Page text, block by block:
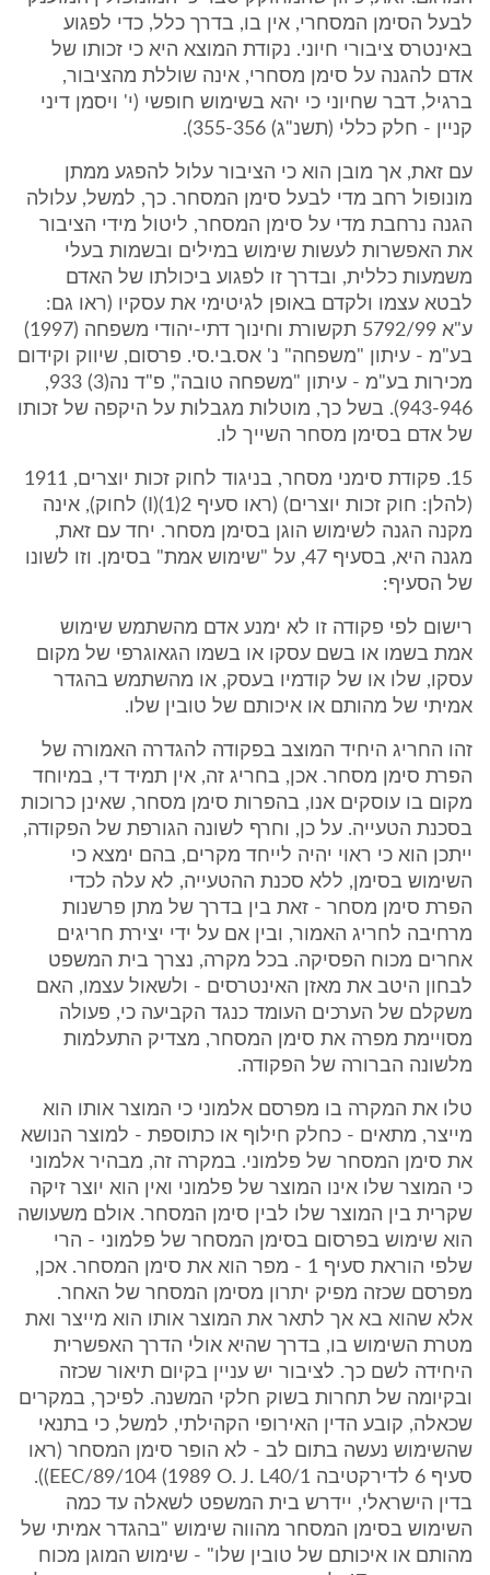
לבעל הסימן המסחרי, אין בו, בדרך כלל, כדי לפגוע
באינטרס ציבורי חיוני. נקודת המוצא היא כי זכותו של
אדם להגנה על סימן מסחרי, אינה שוללת מהציבור,
ברגיל, דבר שחיוני כי יהא בשימוש חופשי (י' ויסמן דיני
קניין - חלק כללי (תשנ"ג) 355-356).
עם זאת, אך מובן הוא כי הציבור עלול להפגע ממתן
מונופול רחב מדי לבעל סימן המסחר. כך, למשל, עלולה
הגנה נרחבת מדי על סימן המסחר, ליטול מידי הציבור
את האפשרות לעשות שימוש במילים ובשמות בעלי
משמעות כללית, ובדרך זו לפגוע ביכולתו של האדם
לבטא עצמו ולקדם באופן לגיטימי את עסקיו (ראו גם:
ע"א 5792/99 תקשורת וחינוך דתי-יהודי משפחה (1997)
בע"מ - עיתון "משפחה" נ' אס.בי.סי. פרסום, שיווק וקידום
מכירות בע"מ - עיתון "משפחה טובה", פ"ד נה(3) 933,
943-946). בשל כך, מוטלות מגבלות על היקפה של זכותו
של אדם בסימן מסחר השייך לו.
15. פקודת סימני מסחר, בניגוד לחוק זכות יוצרים, 1911
(להלן: חוק זכות יוצרים) (ראו סעיף 2(1)(I) לחוק), אינה
מקנה הגנה לשימוש הוגן בסימן מסחר. יחד עם זאת,
מגנה היא, בסעיף 47, על "שימוש אמת" בסימן. וזו לשונו
של הסעיף:
רישום לפי פקודה זו לא ימנע אדם מהשתמש שימוש
אמת בשמו או בשם עסקו או בשמו הגאוגרפי של מקום
עסקו, שלו או של קודמיו בעסק, או מהשתמש בהגדר
אמיתי של מהותם או איכותם של טובין שלו.
זהו החריג היחיד המוצב בפקודה להגדרה האמורה של
הפרת סימן מסחר. אכן, בחריג זה, אין תמיד די, במיוחד
מקום בו עוסקים אנו, בהפרות סימן מסחר, שאינן כרוכות
בסכנת הטעייה. על כן, וחרף לשונה הגורפת של הפקודה,
ייתכן הוא כי ראוי יהיה לייחד מקרים, בהם ימצא כי
השימוש בסימן, ללא סכנת ההטעייה, לא עלה לכדי
הפרת סימן מסחר - זאת בין בדרך של מתן פרשנות
מרחיבה לחריג האמור, ובין אם על ידי יצירת חריגים
אחרים מכוח הפסיקה. בכל מקרה, נצרך בית המשפט
לבחון היטב את מאזן האינטרסים - ולשאול עצמו, האם
משקלם של הערכים העומד כנגד הקביעה כי, פעולה
מסויימת מפרה את סימן המסחר, מצדיק התעלמות
מלשונה הברורה של הפקודה.
טלו את המקרה בו מפרסם אלמוני כי המוצר אותו הוא
מייצר, מתאים - כחלק חילוף או כתוספת - למוצר הנושא
את סימן המסחר של פלמוני. במקרה זה, מבהיר אלמוני
כי המוצר שלו אינו המוצר של פלמוני ואין הוא יוצר זיקה
שקרית בין המוצר שלו לבין סימן המסחר. אולם משעושה
הוא שימוש בפרסום בסימן המסחר של פלמוני - הרי
שלפי הוראת סעיף 1 - מפר הוא את סימן המסחר. אכן,
מפרסם שכזה מפיק יתרון מסימן המסחר של האחר.
אלא שהוא בא אך לתאר את המוצר אותו הוא מייצר ואת
מטרת השימוש בו, בדרך שהיא אולי הדרך האפשרית
היחידה לשם כך. לציבור יש עניין בקיום תיאור שכזה
ובקיומה של תחרות בשוק חלקי המשנה. לפיכך, במקרים
שכאלה, קובע הדין האירופי הקהילתי, למשל, כי בתנאי
שהשימוש נעשה בתום לב - לא הופר סימן המסחר (ראו
סעיף 6 לדירקטיבה EEC/89/104 (1989 O. J. L40/1)).
בדין הישראלי, יידרש בית המשפט לשאלה עד כמה
השימוש בסימן המסחר מהווה שימוש "בהגדר אמיתי של
מהותם או איכותם של טובין שלו" - שימוש המוגן מכוח